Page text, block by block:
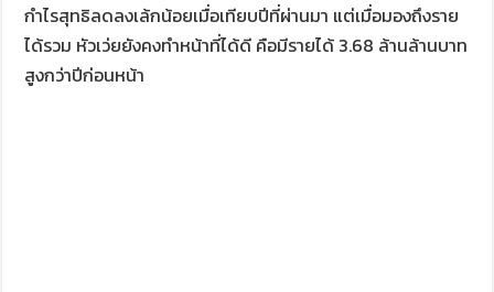
กำไรสุทธิลดลงเล้กน้อยเมื่อเทียบปีที่ผ่านมา แต่เมื่อมองถึงราย
ได้รวม หัวเว่ยยังคงทำหน้าที่ได้ดี คือมีรายได้ 3.68 ล้านล้านบาท
สูงกว่าปีก่อนหน้า